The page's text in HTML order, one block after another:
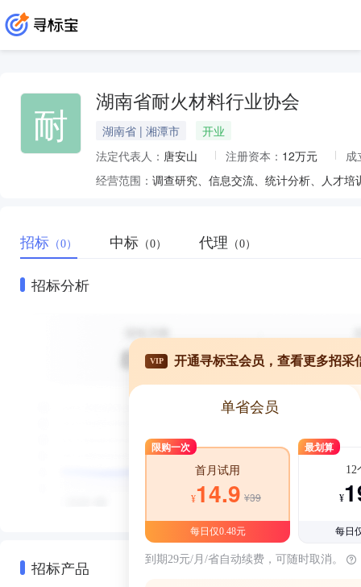
耐 湖南省耐火材料行业协会
湖南省 | 湘潭市
开业
法定代表人： 唐安山 注册资本： 12万元
成
经营范围： 调查研究、信息交流、统计分析、人才培
招标 （0） 中标 （0） 代理 （0）
招标分析
招标产品
VIP 开通寻标宝会员，查看更多招采
单省会员
限购一次
首月试用
¥14.9 ¥39
每日仅0.48元
最划算
12
¥
每日
到期29元/月/省自动续费，可随时取消。